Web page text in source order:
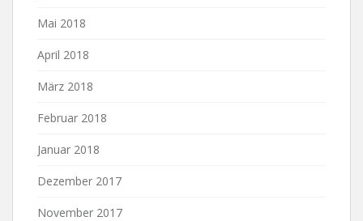
Mai 2018
April 2018
März 2018
Februar 2018
Januar 2018
Dezember 2017
November 2017